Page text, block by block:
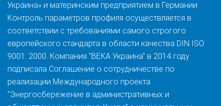
Украина» и материнским предприятием в Германии.
Контроль параметров профиля осуществляется в
соответствии с требованиями самого строгого
европейского стандарта в области качества DIN ISO
9001: 2000. Компания "ВЕКА Украина" в 2014 году
подписала Соглашение о сотрудничестве по
реализации Международного проекта
"Энергосбережение в административных и